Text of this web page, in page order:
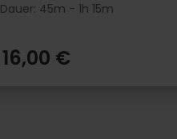
Dauer: 45m - 1h 15m
16,00 €